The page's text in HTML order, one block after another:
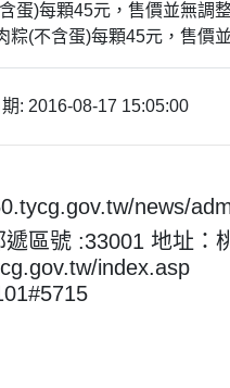
蛋)每顆45元，售價並無調
粽(不含蛋)每顆45元，售價
: 2016-08-17 15:05:00
news/
區號 :33001 地址：
index.asp